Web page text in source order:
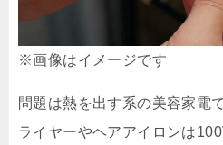
※画像はイメージです
問題は熱を出す系の美容家電
ライヤーやヘアアイロンは